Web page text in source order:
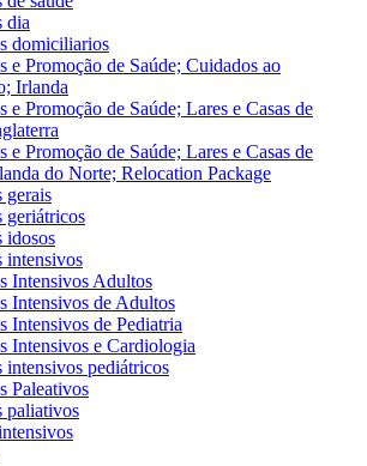
dia
domiciliarios
e Promoção de Saúde; Cuidados ao
Irlanda
e Promoção de Saúde; Lares e Casas de
e Promoção de Saúde; Lares e Casas de
do Norte; Relocation Package
gerais
geriátricos
idosos
intensivos
Intensivos Adultos
Intensivos de Adultos
Intensivos de Pediatria
Intensivos e Cardiologia
intensivos pediátricos
Paleativos
paliativos